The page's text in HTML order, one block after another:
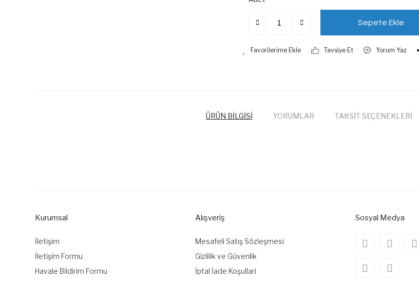
Sepete Ekle
Tavsiye Et Yorum Yaz
ÜRÜN BİLGİSİ YORUMLAR TAKSİT SEÇENEKLERİ
Ürün bilgilerinde hatalar bulunuyor.
Bu ürüne benzer farklı alternatifler olmalı.
Kurumsal
İletişim
İletişim Formu
Havale Bildirim Formu
Alışveriş
Mesafeli Satış Sözleşmesi
Gizlilik ve Güvenlik
İptal İade Koşullari
Sosyal Medya